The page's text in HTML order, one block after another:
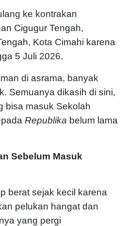
ke kontrakan
Cigugur Tengah,
Kota Cimahi karena
5 Juli 2026.
di asrama, banyak
Semuanya dikasih di sini,
bisa masuk Sekolah
Republika belum lama
Sebelum Masuk
berat sejak kecil karena
pelukan hangat dan
yang pergi